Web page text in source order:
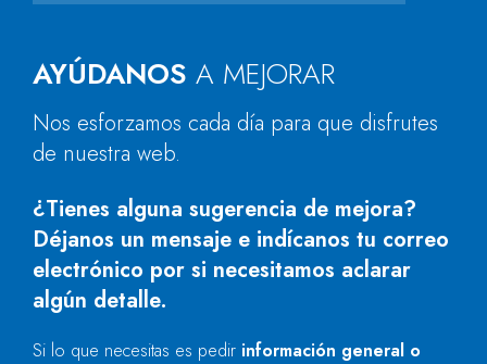
AYÚDANOS A MEJORAR
Nos esforzamos cada día para que disfrutes
de nuestra web.
¿Tienes alguna sugerencia de mejora?
Déjanos un mensaje e indícanos tu correo
electrónico por si necesitamos aclarar
algún detalle.
Si lo que necesitas es pedir información general o